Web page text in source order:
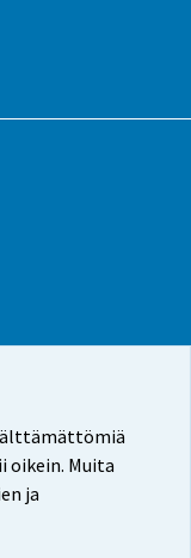
oikein. Muita
ja